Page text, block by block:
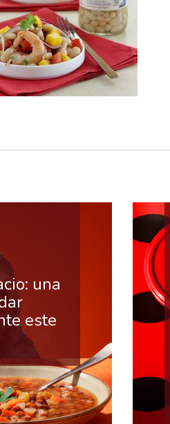
una
este